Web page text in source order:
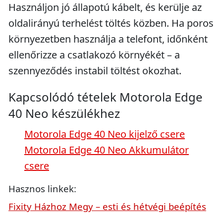
Használjon jó állapotú kábelt, és kerülje az
oldalirányú terhelést töltés közben. Ha poros
környezetben használja a telefont, időnként
ellenőrizze a csatlakozó környékét – a
szennyeződés instabil töltést okozhat.
Kapcsolódó tételek Motorola Edge
40 Neo készülékhez
Motorola Edge 40 Neo kijelző csere
Motorola Edge 40 Neo Akkumulátor
csere
Hasznos linkek:
Fixity Házhoz Megy – esti és hétvégi beépítés